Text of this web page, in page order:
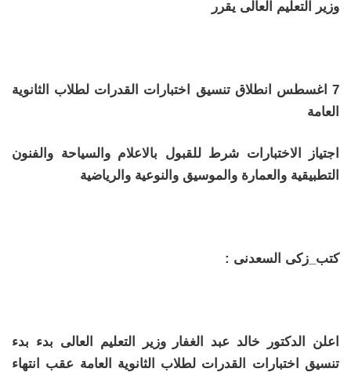
وزير التعليم العالى يقرر
7 اغسطس انطلاق تنسيق اختبارات القدرات لطلاب الثانوية
العامة
اجتياز الاختبارات شرط للقبول بالاعلام والسياحة والفنون
التطبيقية والعمارة والموسيق والنوعية والرياضية
كتب_زكى السعدنى :
اعلن الدكتور خالد عبد الغفار وزير التعليم العالى بدء بدء
تنسيق اختبارات القدرات لطلاب الثانوية العامة عقب انتهاء